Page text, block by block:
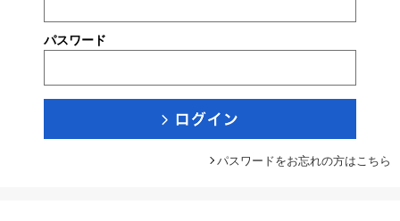
パスワード
パスワードをお忘れの方はこちら